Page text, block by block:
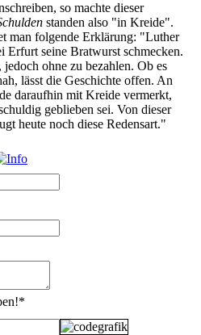
so machte dieser
standen also "in Kreide".
man folgende Erklärung: "Luther
Erfurt seine Bratwurst schmecken.
ohne zu bezahlen. Ob es
lässt die Geschichte offen. An
daraufhin mit Kreide vermerkt,
geblieben sei. Von dieser
heute noch diese Redensart."
*